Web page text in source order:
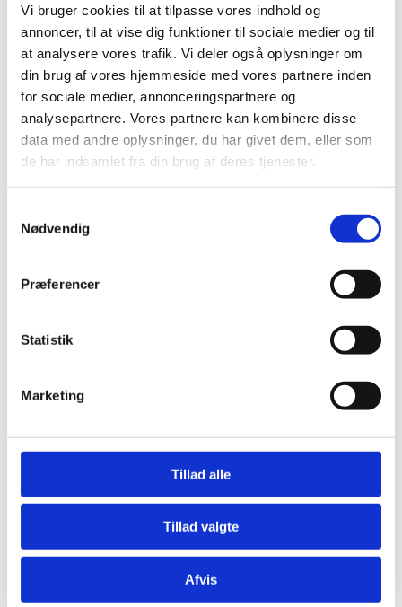
Vi bruger cookies til at tilpasse vores indhold og
annoncer, til at vise dig funktioner til sociale medier og til
at analysere vores trafik. Vi deler også oplysninger om
din brug af vores hjemmeside med vores partnere inden
for sociale medier, annonceringspartnere og
analysepartnere. Vores partnere kan kombinere disse
data med andre oplysninger, du har givet dem, eller som
de har indsamlet fra din brug af deres tjenester.
Nødvendig
Præferencer
Statistik
Marketing
Tillad alle
Tillad valgte
Afvis